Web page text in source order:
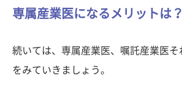
専属産業医になるメリットは？
続いては、専属産業医、嘱託産業医そ
をみていきましょう。